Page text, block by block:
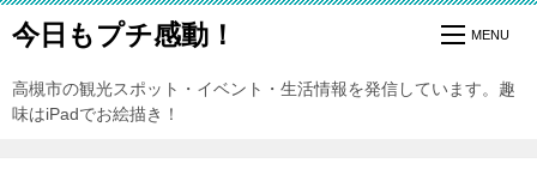
今日もプチ感動！
高槻市の観光スポット・イベント・生活情報を発信しています。趣
味はiPadでお絵描き！